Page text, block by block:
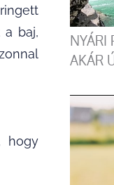
a baj,
hogy
NYÁRI
AKÁR